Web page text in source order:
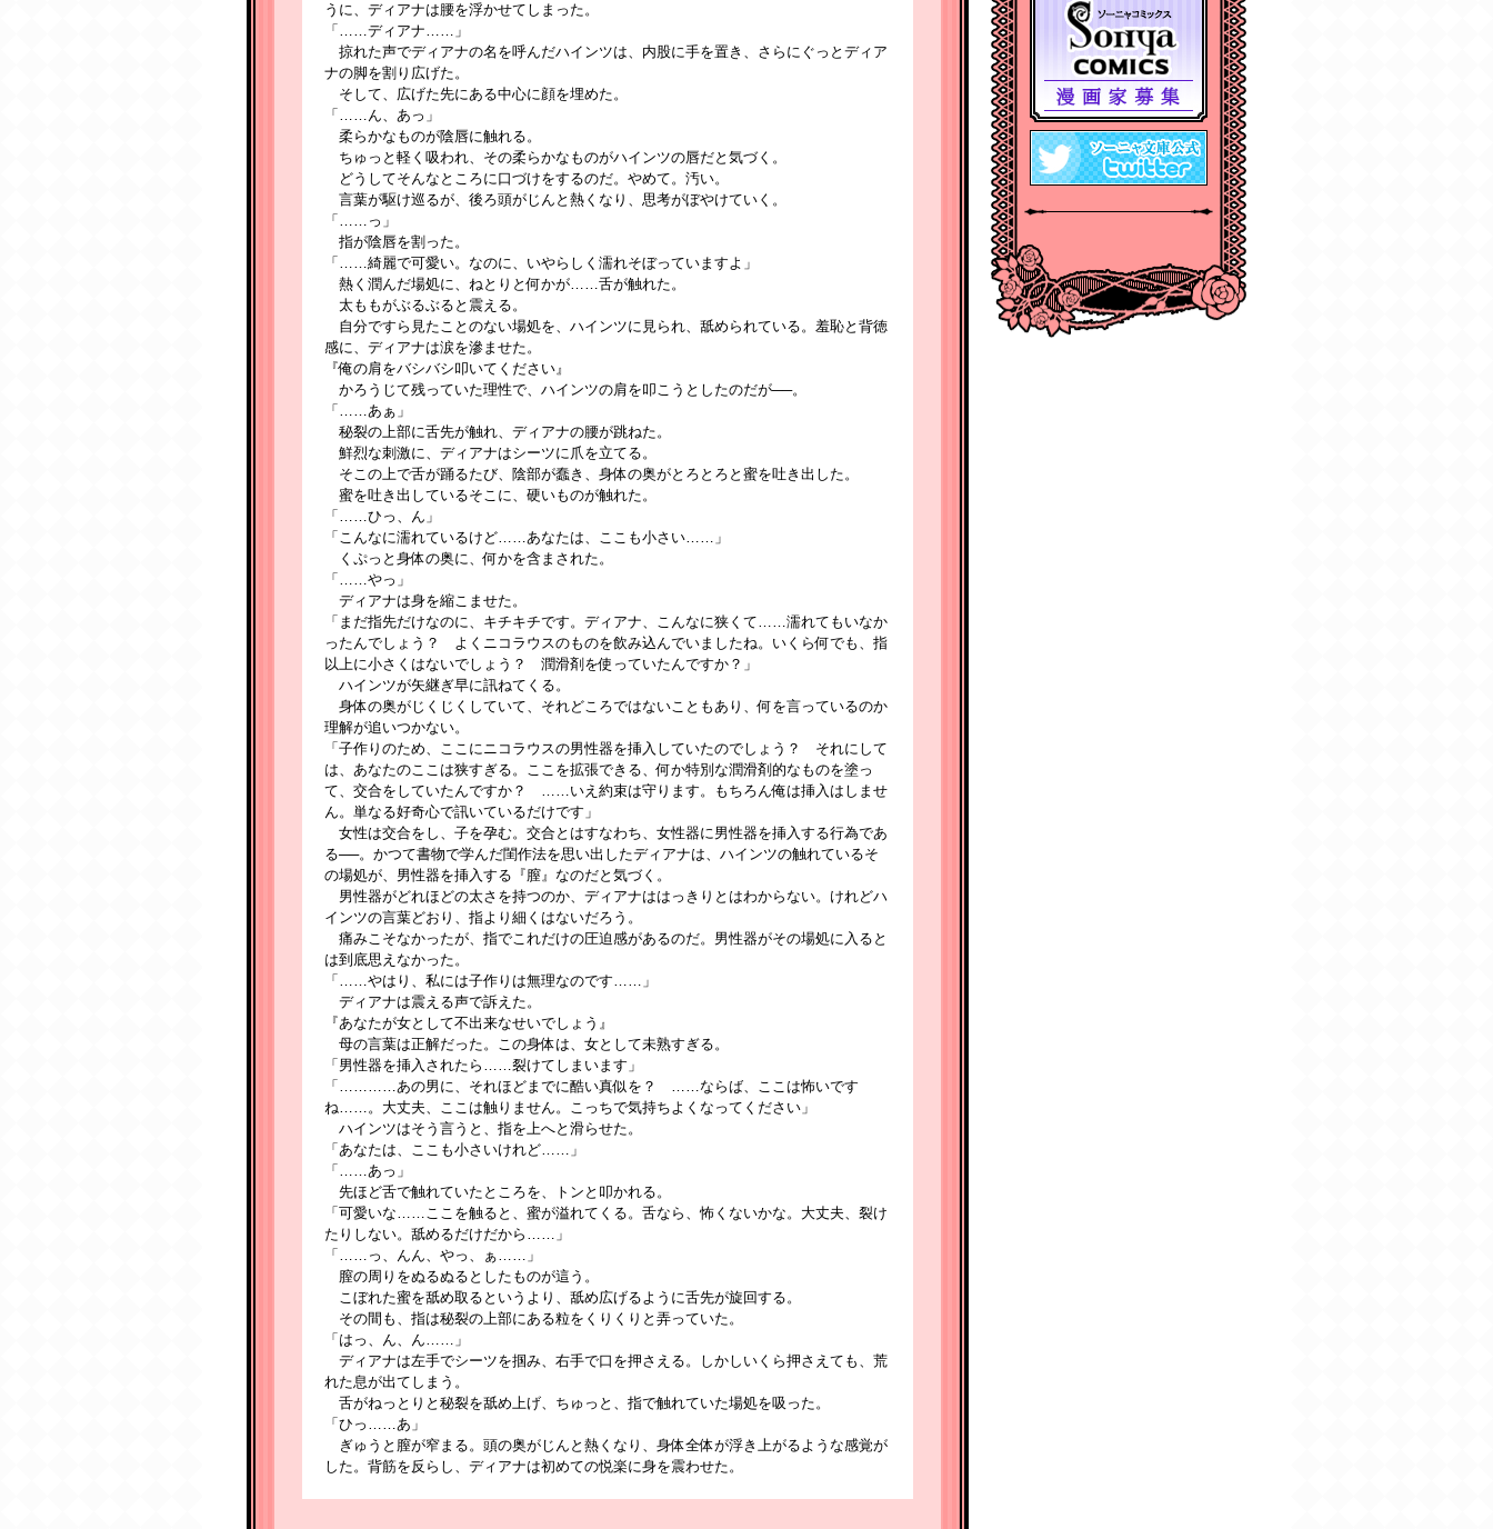
うに、ディアナは腰を浮かせてしまった。
「……ディアナ……」
掠れた声でディアナの名を呼んだハインツは、内股に手を置き、さらにぐっとディア
ナの脚を割り広げた。
そして、広げた先にある中心に顔を埋めた。
「……ん、あっ」
柔らかなものが陰唇に触れる。
ちゅっと軽く吸われ、その柔らかなものがハインツの唇だと気づく。
どうしてそんなところに口づけをするのだ。やめて。汚い。
言葉が駆け巡るが、後ろ頭がじんと熱くなり、思考がぼやけていく。
「……っ」
指が陰唇を割った。
「……綺麗で可愛い。なのに、いやらしく濡れそぼっていますよ」
熱く潤んだ場処に、ねとりと何かが……舌が触れた。
太ももがぶるぶると震える。
自分ですら見たことのない場処を、ハインツに見られ、舐められている。羞恥と背徳
感に、ディアナは涙を滲ませた。
『俺の肩をバシバシ叩いてください』
かろうじて残っていた理性で、ハインツの肩を叩こうとしたのだが──。
「……あぁ」
秘裂の上部に舌先が触れ、ディアナの腰が跳ねた。
鮮烈な刺激に、ディアナはシーツに爪を立てる。
そこの上で舌が踊るたび、陰部が蠢き、身体の奥がとろとろと蜜を吐き出した。
蜜を吐き出しているそこに、硬いものが触れた。
「……ひっ、ん」
「こんなに濡れているけど……あなたは、ここも小さい……」
くぷっと身体の奥に、何かを含まされた。
「……やっ」
ディアナは身を縮こませた。
「まだ指先だけなのに、キチキチです。ディアナ、こんなに狭くて……濡れてもいなか
ったんでしょう？ よくニコラウスのものを飲み込んでいましたね。いくら何でも、指
以上に小さくはないでしょう？ 潤滑剤を使っていたんですか？」
ハインツが矢継ぎ早に訊ねてくる。
身体の奥がじくじくしていて、それどころではないこともあり、何を言っているのか
理解が追いつかない。
「子作りのため、ここにニコラウスの男性器を挿入していたのでしょう？ それにして
は、あなたのここは狭すぎる。ここを拡張できる、何か特別な潤滑剤的なものを塗っ
て、交合をしていたんですか？ ……いえ約束は守ります。もちろん俺は挿入はしませ
ん。単なる好奇心で訊いているだけです」
女性は交合をし、子を孕む。交合とはすなわち、女性器に男性器を挿入する行為であ
る──。かつて書物で学んだ閨作法を思い出したディアナは、ハインツの触れているそ
の場処が、男性器を挿入する『膣』なのだと気づく。
男性器がどれほどの太さを持つのか、ディアナははっきりとはわからない。けれどハ
インツの言葉どおり、指より細くはないだろう。
痛みこそなかったが、指でこれだけの圧迫感があるのだ。男性器がその場処に入ると
は到底思えなかった。
「……やはり、私には子作りは無理なのです……」
ディアナは震える声で訴えた。
『あなたが女として不出来なせいでしょう』
母の言葉は正解だった。この身体は、女として未熟すぎる。
「男性器を挿入されたら……裂けてしまいます」
「…………あの男に、それほどまでに酷い真似を？ ……ならば、ここは怖いです
ね……。大丈夫、ここは触りません。こっちで気持ちよくなってください」
ハインツはそう言うと、指を上へと滑らせた。
「あなたは、ここも小さいけれど……」
「……あっ」
先ほど舌で触れていたところを、トンと叩かれる。
「可愛いな……ここを触ると、蜜が溢れてくる。舌なら、怖くないかな。大丈夫、裂け
たりしない。舐めるだけだから……」
「……っ、んん、やっ、ぁ……」
膣の周りをぬるぬるとしたものが這う。
こぼれた蜜を舐め取るというより、舐め広げるように舌先が旋回する。
その間も、指は秘裂の上部にある粒をくりくりと弄っていた。
「はっ、ん、ん……」
ディアナは左手でシーツを掴み、右手で口を押さえる。しかしいくら押さえても、荒
れた息が出てしまう。
舌がねっとりと秘裂を舐め上げ、ちゅっと、指で触れていた場処を吸った。
「ひっ……あ」
ぎゅうと膣が窄まる。頭の奥がじんと熱くなり、身体全体が浮き上がるような感覚が
した。背筋を反らし、ディアナは初めての悦楽に身を震わせた。
2024/12/04
2024年12月刊電子書籍
配信のお知らせ
2024/10/29
【11月６日発売】
Sonyaコミックス『悪
人の恋1』『みそっかす
情報
2024/10/29
【11月上旬〜12月上
旬】Sonyaコミックス
４周年フェア特典情報